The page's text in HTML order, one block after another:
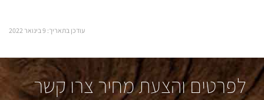
עודכן בתאריך: 9 בינואר 2022
לפרטים והצעת מחיר צרו קשר